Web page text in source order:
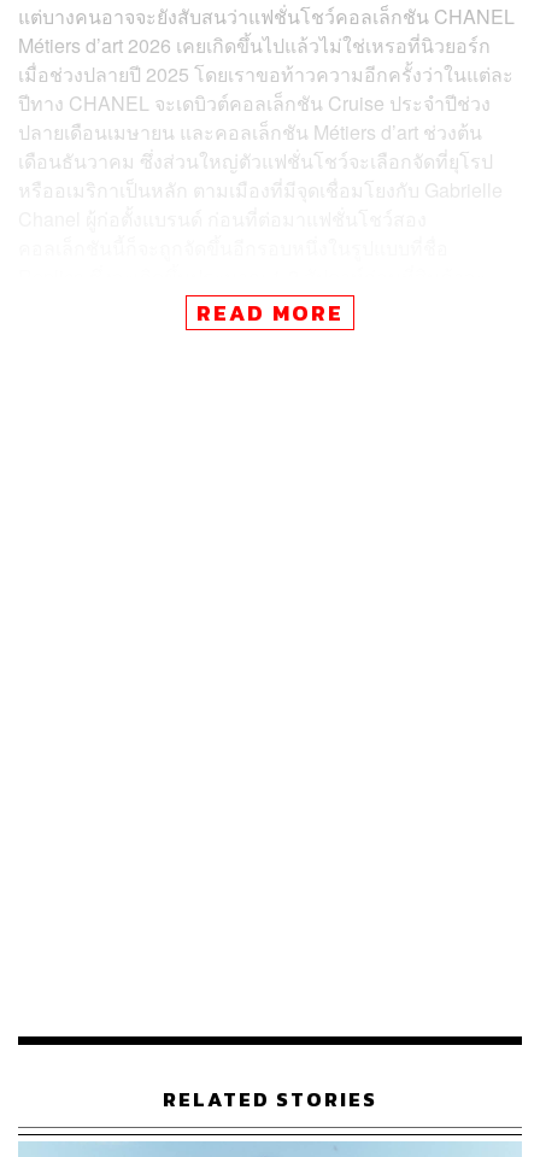
แต่บางคนอาจจะยังสับสนว่าแฟชั่นโชว์คอลเล็กชัน CHANEL
Métiers d’art 2026 เคยเกิดขึ้นไปแล้วไม่ใช่เหรอที่นิวยอร์ก
เมื่อช่วงปลายปี 2025 โดยเราขอท้าวความอีกครั้งว่าในแต่ละ
ปีทาง CHANEL จะเดบิวต์คอลเล็กชัน Cruise ประจำปีช่วง
ปลายเดือนเมษายน และคอลเล็กชัน Métiers d’art ช่วงต้น
เดือนธันวาคม ซึ่งส่วนใหญ่ตัวแฟชั่นโชว์จะเลือกจัดที่ยุโรป
หรืออเมริกาเป็นหลัก ตามเมืองที่มีจุดเชื่อมโยงกับ Gabrielle
วางขายในร้าน โดยสถานที่มักจะเป็นในโซนเอเชียเพราะ
โซนนี้คือตลาดที่ใหญ่ที่สุดของ CHANEL และเปิดโอกาสให้
เดือน ก็ต้องยกให้กรุงโซลเป็นตัวเลือกอันดับ 1
READ MORE
RELATED STORIES